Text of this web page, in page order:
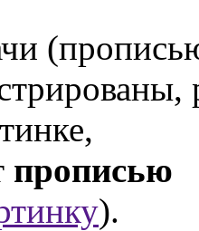
прописью
).